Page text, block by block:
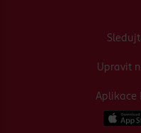
Aplikace
Upravit